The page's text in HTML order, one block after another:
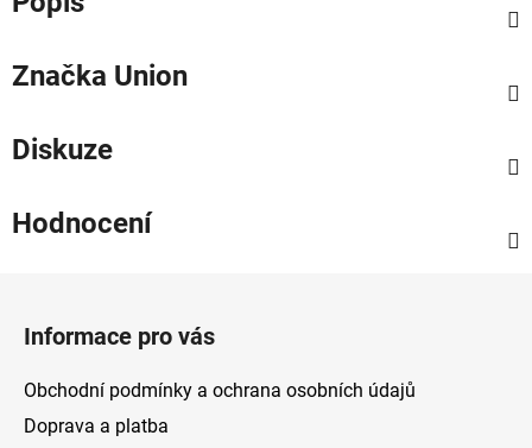
Značka Union
Diskuze
Hodnocení
Informace pro vás
Obchodní podmínky a ochrana osobních údajů
Doprava a platba